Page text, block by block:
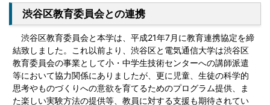
渋谷区教育委員会との連携
渋谷区教育委員会と本学は、平成21年7月に教育連携協定を締
結致しました。これ以前より、渋谷区と電気通信大学は渋谷区
教育委員会の事業として小・中学生技術センターへの講師派遣
等において協力関係にありましたが、更に児童、生徒の科学的
思考やものづくりへの意欲を育てるためのプログラム提供、ま
た楽しい実験方法の提供等、教員に対する支援も期待されてい